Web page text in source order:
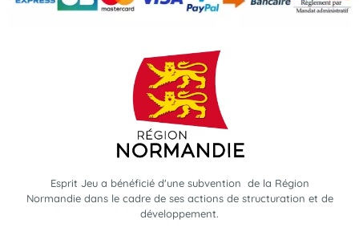
Esprit Jeu a bénéficié d'une subvention de la Région
Normandie dans le cadre de ses actions de structuration et de
développement.